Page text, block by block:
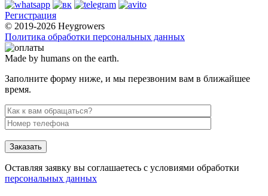
Регистрация
© 2019-2026 Heygrowers
Политика обработки персональных данных
Made by humans on the earth.
Заполните форму ниже, и мы перезвоним вам в ближайшее
время.
Заказать
Оставляя заявку вы соглашаетесь с условиями обработки
персональных данных